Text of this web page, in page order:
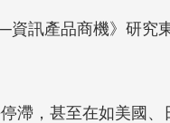
資訊產品商機》研究
滯，甚至在如美國